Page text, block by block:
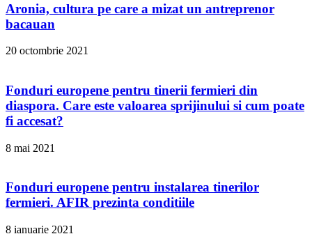
Aronia, cultura pe care a mizat un antreprenor
bacauan
20 octombrie 2021
Fonduri europene pentru tinerii fermieri din
diaspora. Care este valoarea sprijinului si cum poate
fi accesat?
8 mai 2021
Fonduri europene pentru instalarea tinerilor
fermieri. AFIR prezinta conditiile
8 ianuarie 2021